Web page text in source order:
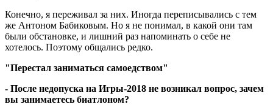
Конечно, я переживал за них. Иногда переписывались с тем
же Антоном Бабиковым. Но я не понимал, в какой они там
были обстановке, и лишний раз напоминать о себе не
хотелось. Поэтому общались редко.
"Перестал заниматься самоедством"
- После недопуска на Игры-2018 не возникал вопрос, зачем
вы занимаетесь биатлоном?